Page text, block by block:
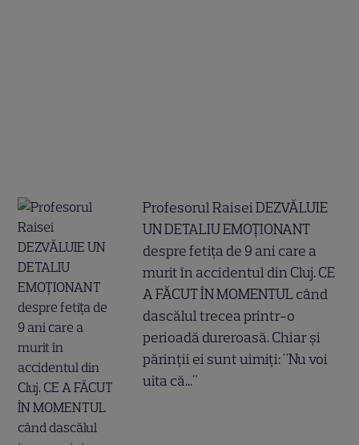
Profesorul Raisei DEZVĂLUIE
UN DETALIU EMOȚIONANT
despre fetița de 9 ani care a
murit în accidentul din Cluj. CE
A FĂCUT ÎN MOMENTUL când
dascălul trecea printr-o
perioadă dureroasă. Chiar și
părinții ei sunt uimiți: "Nu voi
uita că..."